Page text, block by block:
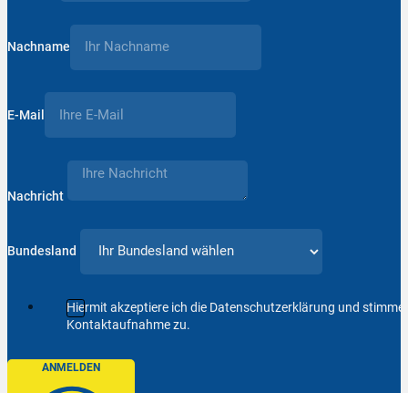
Nachname
E-Mail
Nachricht
Bundesland
Hiermit akzeptiere ich die Datenschutzerklärung und
Kontaktaufnahme zu.
ANMELDEN